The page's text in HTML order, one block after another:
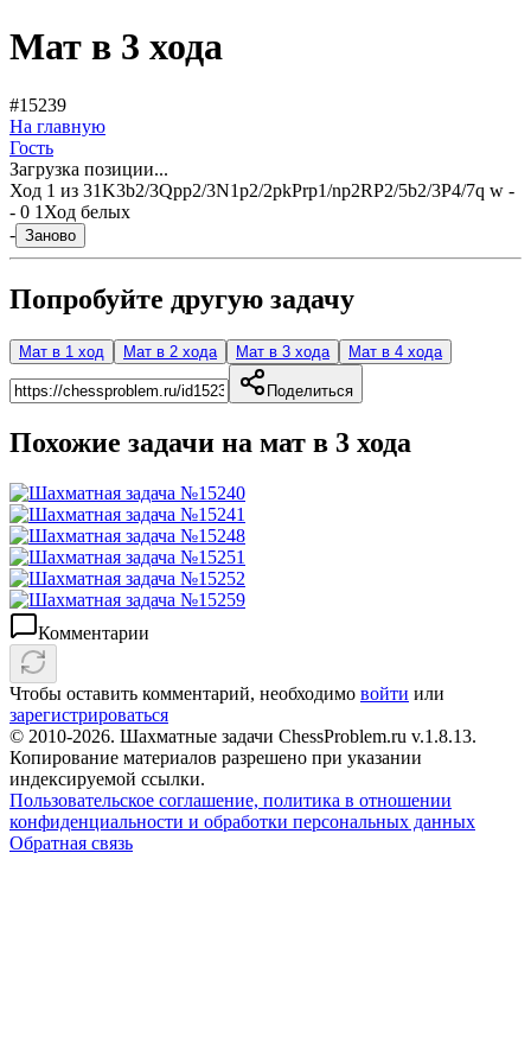
Мат в 3 хода
#15239
На главную
Гость
Загрузка позиции...
Ход 1 из 31K3b2/3Qpp2/3N1p2/2pkPrp1/np2RP2/5b2/3P4/7q w -
- 0 1 Ход белых
- Заново
Попробуйте другую задачу
Мат в 1 ход Мат в 2 хода Мат в 3 хода Мат в 4 хода
Поделиться
Похожие задачи на мат в 3 хода
Комментарии
Чтобы оставить комментарий, необходимо войти или
зарегистрироваться
© 2010-2026. Шахматные задачи ChessProblem.ru v.1.8.13.
Копирование материалов разрешено при указании
индексируемой ссылки.
Пользовательское соглашение, политика в отношении
конфиденциальности и обработки персональных данных
Обратная связь